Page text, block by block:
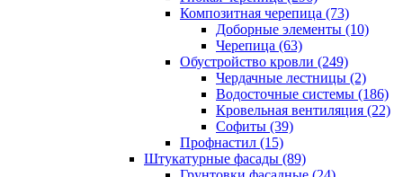
Композитная черепица (73)
Доборные элементы (10)
Черепица (63)
Обустройство кровли (249)
Чердачные лестницы (2)
Водосточные системы (186)
Кровельная вентиляция (22)
Cофиты (39)
Профнастил (15)
Штукатурные фасады (89)